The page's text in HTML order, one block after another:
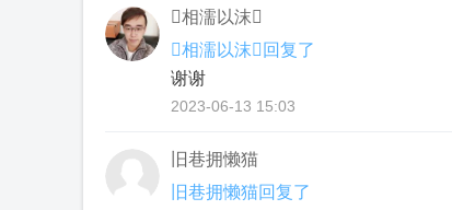
相濡以沫
相濡以沫回复了
谢谢
2023-06-13 15:03
旧巷拥懒猫
旧巷拥懒猫回复了